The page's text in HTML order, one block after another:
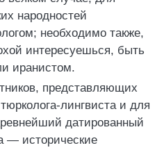
народностей
необходимо также,
интересуешься, быть
иранистом.
представляющих
лингвиста и для
датированный
— исторические